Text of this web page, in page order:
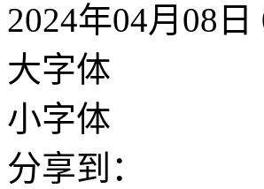
2024年04月08
大字体
小字体
分享到：